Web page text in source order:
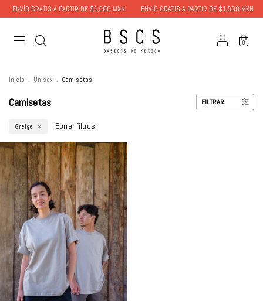
ENVÍO GRATIS A PARTIR DE $1,500 MXN ENVÍO GRATIS A PARTIR DE $1,500 MXN
0
Inicio . Unisex . Camisetas
Camisetas FILTRAR
Greige Borrar filtros